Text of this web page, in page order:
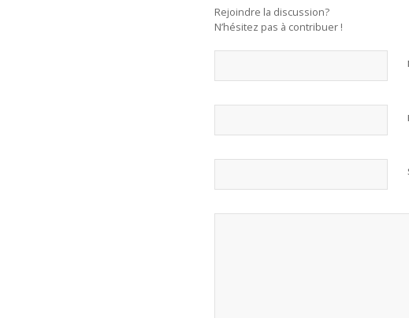
Rejoindre la discussion?
N’hésitez pas à contribuer !